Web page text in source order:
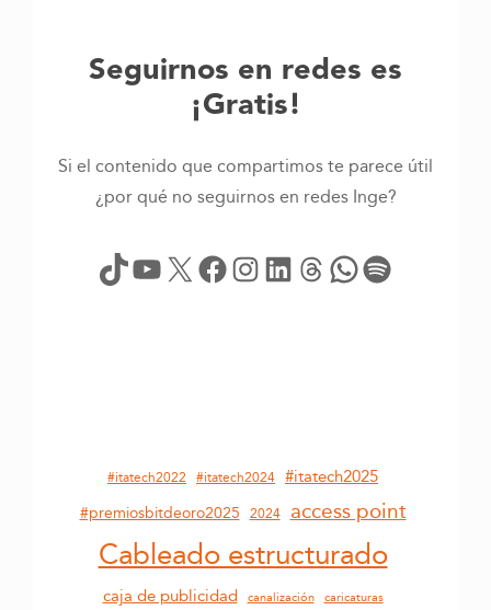
Seguirnos en redes es
¡Gratis!
Si el contenido que compartimos te parece útil
¿por qué no seguirnos en redes Inge?
TikTok
YouTube
X Facebook
Instagram
LinkedIn
Threads
WhatsApp
Spotify
#itatech2022 #itatech2024 #itatech2025
#premiosbitdeoro2025 2024 access point
Cableado estructurado
caja de publicidad canalización caricaturas